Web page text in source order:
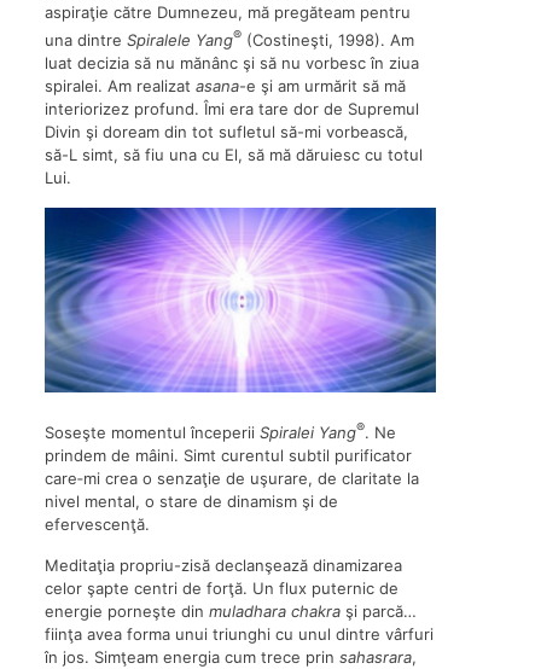
aspiraţie către Dumnezeu, mă pregăteam pentru
una dintre Spiralele Yang®(Costineşti, 1998). Am
luat decizia să nu mănânc şi să nu vorbesc în ziua
spiralei. Am realizat asana-e şi am urmărit să mă
interiorizez profund. Îmi era tare dor de Supremul
Divin şi doream din tot sufletul să-mi vorbească,
să-L simt, să fiu una cu El, să mă dăruiesc cu totul
Lui.
Soseşte momentul începerii Spiralei Yang®. Ne
prindem de mâini. Simt curentul subtil purificator
care‑mi crea o senzaţie de uşurare, de claritate la
nivel mental, o stare de dinamism şi de
efervescenţă.
Meditaţia propriu-zisă declanşează dinamizarea
celor şapte centri de forţă. Un flux puternic de
energie porneşte din muladhara chakraşi parcă…
fiinţa avea forma unui triunghi cu unul dintre vârfuri
în jos. Simţeam energia cum trece prin sahasrara,